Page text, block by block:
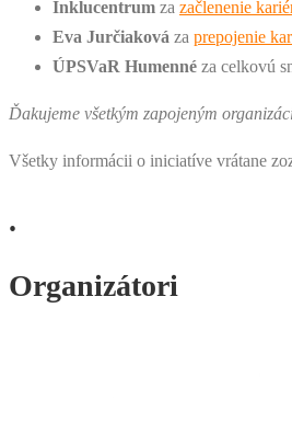
Inklucentrum za začlenenie
Eva Jurčiaková za prepojenie
ÚPSVaR Humenné za celkovú
Ďakujeme všetkým zapojeným
Všetky informácii o iniciatíve vrátane
.
Organizátori